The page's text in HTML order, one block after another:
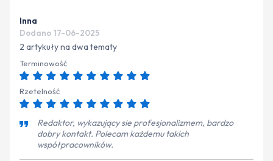
Inna
Dodano 17-06-2025
2 artykuły na dwa tematy
Terminowość
Rzetelność
Redaktor, wykazujący sie profesjonalizmem, bardzo
dobry kontakt. Polecam każdemu takich
współpracowników.